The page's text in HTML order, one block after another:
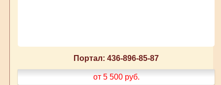
Портал: 436-896-85-87
от 5 500 руб.